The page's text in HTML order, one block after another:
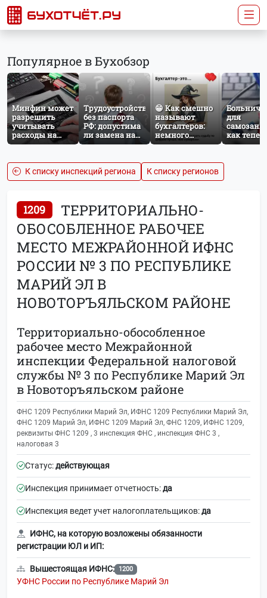
Популярное в Бухобзор
Минфин может
разрешить
учитывать
расходы на
защиту от
расчёте налога
на прибыль
Трудоустройство
без паспорта
РФ: допустима
ли замена на
загранпаспорт?
😁 Как смешно
называют
бухгалтеров:
немного
профессионального
для
как
работает
К списку инспекций региона К списку регионов
1209
ТЕРРИТОРИАЛЬНО-
ОБОСОБЛЕННОЕ РАБОЧЕЕ
МЕСТО МЕЖРАЙОННОЙ ИФНС
РОССИИ № 3 ПО РЕСПУБЛИКЕ
МАРИЙ ЭЛ В
НОВОТОРЪЯЛЬСКОМ РАЙОНЕ
Территориально-обособленное
рабочее место Межрайонной
инспекции Федеральной налоговой
службы № 3 по Республике Марий Эл
в Новоторъяльском районе
ФНС 1209 Республики Марий Эл, ИФНС 1209 Республики Марий Эл,
ФНС 1209 Марий Эл, ИФНС 1209 Марий Эл, ФНС 1209, ИФНС 1209,
реквизиты ФНС 1209 , 3 инспекция ФНС , инспекция ФНС 3 ,
налоговая 3
Статус:действующая
Инспекция принимает отчетность:да
Инспекция ведет учет налогоплательщиков:да
ИФНС, на которую возложены обязанности
регистрации ЮЛ и ИП:
Вышестоящая ИФНС: 1200
УФНС России по Республике Марий Эл